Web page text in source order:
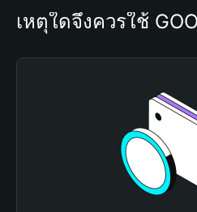
เหตุใดจึงควรใช้